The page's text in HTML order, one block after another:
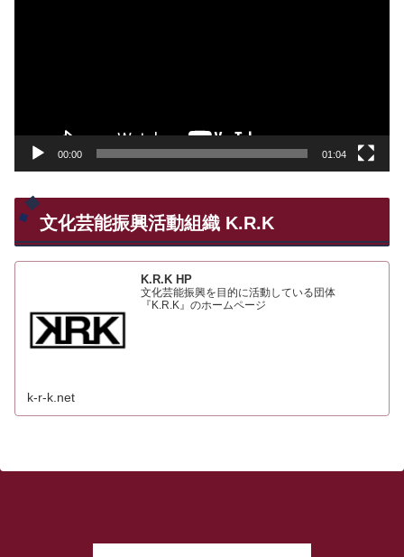
00:00 01:04
文化芸能振興活動組織 K.R.K
K.R.K HP
文化芸能振興を目的に活動している団体
『K.R.K』のホームページ
k-r-k.net